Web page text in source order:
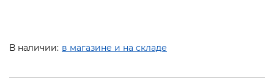
В наличии: в магазине и на складе